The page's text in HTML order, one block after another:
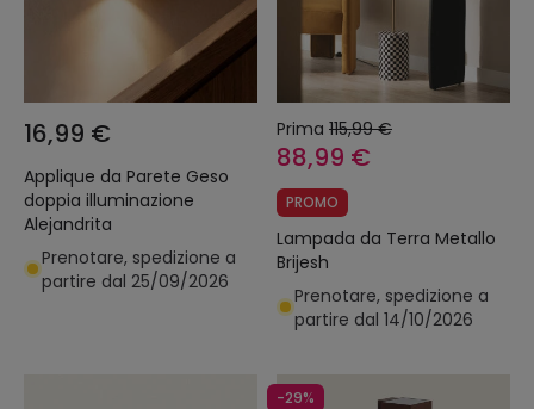
16,99 €
Applique da Parete Geso
doppia illuminazione
Alejandrita
Prenotare, spedizione a
partire dal 25/09/2026
Prima 115,99 €
88,99 €
PROMO
Lampada da Terra Metallo
Brijesh
Prenotare, spedizione a
partire dal 14/10/2026
-29%